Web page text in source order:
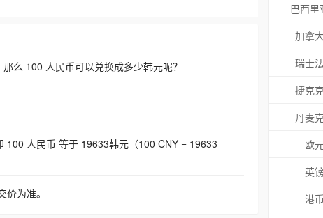
么 100 人民币可以兑换成多少韩元呢？
100 人民币 等于 19633韩元（100 CNY = 19633
为准。
巴西里
加拿
瑞士
捷克
丹麦
欧
英
港币